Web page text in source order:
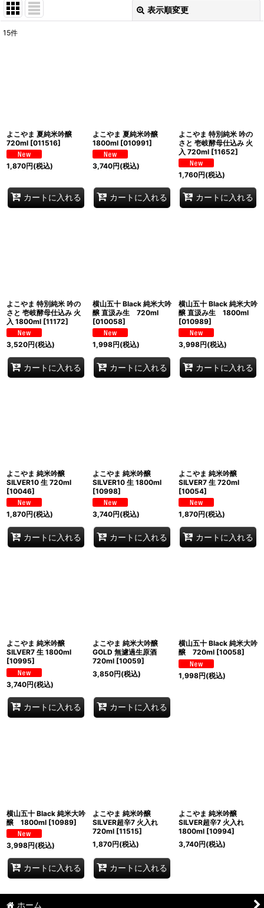
表示順変更
15件
よこやま 夏純米吟醸
720ml [011516]
1,870円(税込)
カートに入れる
よこやま 夏純米吟醸
1800ml [010991]
3,740円(税込)
カートに入れる
よこやま 特別純米 吟の
さと 壱岐酵母仕込み 火
入 720ml [11652]
1,760円(税込)
カートに入れる
よこやま 特別純米 吟の
さと 壱岐酵母仕込み 火
入 1800ml [11172]
3,520円(税込)
カートに入れる
横山五十 Black 純米大吟
醸 直汲み生 720ml
[010058]
1,998円(税込)
カートに入れる
横山五十 Black 純米大吟
醸 直汲み生 1800ml
[010989]
3,998円(税込)
カートに入れる
よこやま 純米吟醸
SILVER10 生 720ml
[10046]
1,870円(税込)
カートに入れる
よこやま 純米吟醸
SILVER10 生 1800ml
[10998]
3,740円(税込)
カートに入れる
よこやま 純米吟醸
SILVER7 生 720ml
[10054]
1,870円(税込)
カートに入れる
よこやま 純米吟醸
SILVER7 生 1800ml
[10995]
3,740円(税込)
カートに入れる
よこやま 純米大吟醸
GOLD 無濾過生原酒
720ml [10059]
3,850円(税込)
カートに入れる
横山五十 Black 純米大吟
醸 720ml [10058]
1,998円(税込)
横山五十 Black 純米大吟
醸 1800ml [10989]
3,998円(税込)
カートに入れる
よこやま 純米吟醸
SILVER超辛7 火入れ
720ml [11515]
1,870円(税込)
カートに入れる
よこやま 純米吟醸
SILVER超辛7 火入れ
1800ml [10994]
3,740円(税込)
ホーム